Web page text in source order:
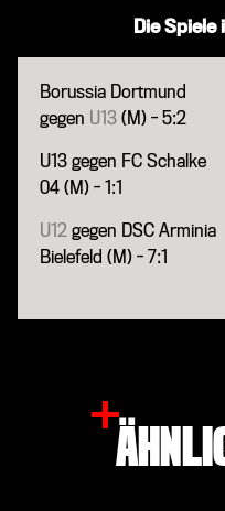
Die
Borussia Dortmund
gegen U13 (M) - 5:2
U13 gegen FC Schalke
04 (M) - 1:1
U12 gegen DSC Arminia
Bielefeld (M) - 7:1